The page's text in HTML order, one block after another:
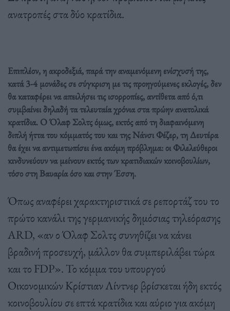
ανατροπές στα δύο κρατίδια.
Επιπλέον, η ακροδεξιά, παρά την αναμενόμενη ενίσχυσή της,
κατά 3-4 μονάδες σε σύγκριση με τις προηγούμενες εκλογές, δεν
θα καταφέρει να απειλήσει τις ισορροπίες, αντίθετα από ό,τι
συμβαίνει δηλαδή τα τελευταία χρόνια στα πρώην ανατολικά
κρατίδια. Ο Όλαφ Σολτς όμως, εκτός από τη διαφαινόμενη
διπλή ήττα του κόμματός του και της Νάνσι Φέζερ, τη Δευτέρα
θα έχει να αντιμετωπίσει ένα ακόμη πρόβλημα: οι Φιλελεύθεροι
κινδυνεύουν να μείνουν εκτός των κρατιδιακών κοινοβουλίων,
τόσο στη Βαυαρία όσο και στην Έσση.
Όπως αναφέρει χαρακτηριστικά σε ρεπορτάζ του το
πρώτο κανάλι της γερμανικής δημόσιας τηλεόρασης
ARD, «αν ο Όλαφ Σολτς συνηθίζει να κάνει
βραδινή προσευχή, μάλλον θα συμπεριλάβει τώρα
και το FDP». Το κόμμα του υπουργού
Οικονομικών Κρίστιαν Λίντνερ βρίσκεται ήδη εκτός
κοινοβουλίου σε επτά κρατίδια και αύριο για ακόμη